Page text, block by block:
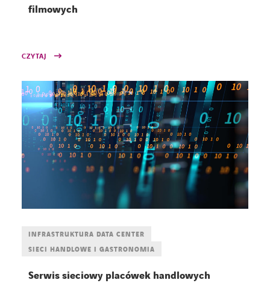
filmowych
CZYTAJ
INFRASTRUKTURA DATA CENTER
SIECI HANDLOWE I GASTRONOMIA
Serwis sieciowy placówek handlowych